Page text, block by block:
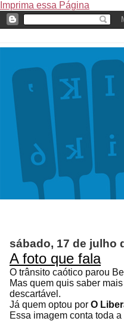
Imprima essa Página
sábado, 17 de julho
A foto que fala
O trânsito caótico parou
Mas quem quis saber
descartável.
Já quem optou por O
Essa imagem conta toda a